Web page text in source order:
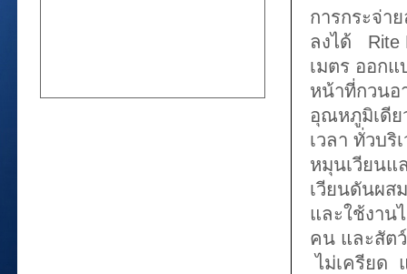
การกระจ่า
ลงได้ Rite
เมตร ออก
หน้าที่กวนอ
อุณหภูมิเดีย
เวลา ทั่วบ
หมุนเวียนแ
เวียนดันผส
และใช้งา
คน และสัต
ไม่เครียด